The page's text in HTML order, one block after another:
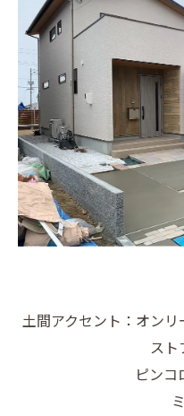
土間アクセント：オン
スト
ピンコロ・ピン